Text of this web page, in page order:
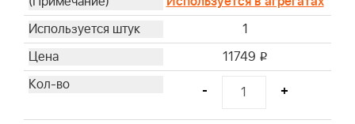
1
11749 i
- +